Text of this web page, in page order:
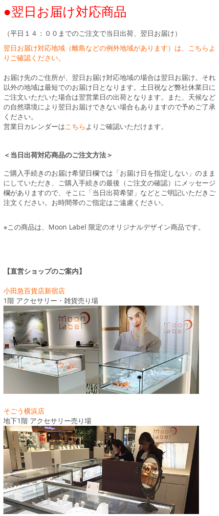
●翌日お届け対応商品
（平日１４：００までのご注文で当日出荷、翌日お届け）
翌日お届け対応地域（離島などの例外地域があります）は、こちらよ
りご確認ください。
お届け先のご住所が、翌日お届け対応地域の場合は翌日お届け。それ
以外の地域は最短でのお届け日となります。土日祝など弊社休業日に
ご注文いただいた場合は翌営業日の出荷となります。また、天候など
の自然環境により翌日お届けできない場合もありますので予めご了承
ください。
営業日カレンダーはこちらよりご確認いただけます。
＜当日出荷対応商品のご注文方法＞
ご購入手続きのお届け希望日欄では「お届け日を指定しない」のまま
にしていただき、ご購入手続きの最後（ご注文の確認）にメッセージ
欄がありますので、そこに「当日出荷希望」などとご明記いただきご
注文ください。お時間帯のご指定はご遠慮ください。
※この商品は、Moon Label 限定のオリジナルデザイン商品です。
【直営ショップのご案内】
小田急百貨店新宿店
1階 アクセサリー・雑貨売り場
そごう横浜店
地下1階 アクセサリー売り場